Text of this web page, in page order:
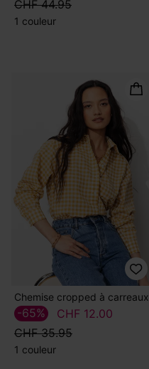
CHF 44.95
1 couleur
Chemise cropped à carreaux
CHF 12.00
CHF 35.95
-65%
1 couleur